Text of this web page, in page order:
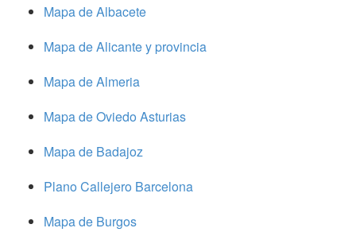
Mapa de Albacete
Mapa de Alicante y provincia
Mapa de Almeria
Mapa de Oviedo Asturias
Mapa de Badajoz
Plano Callejero Barcelona
Mapa de Burgos